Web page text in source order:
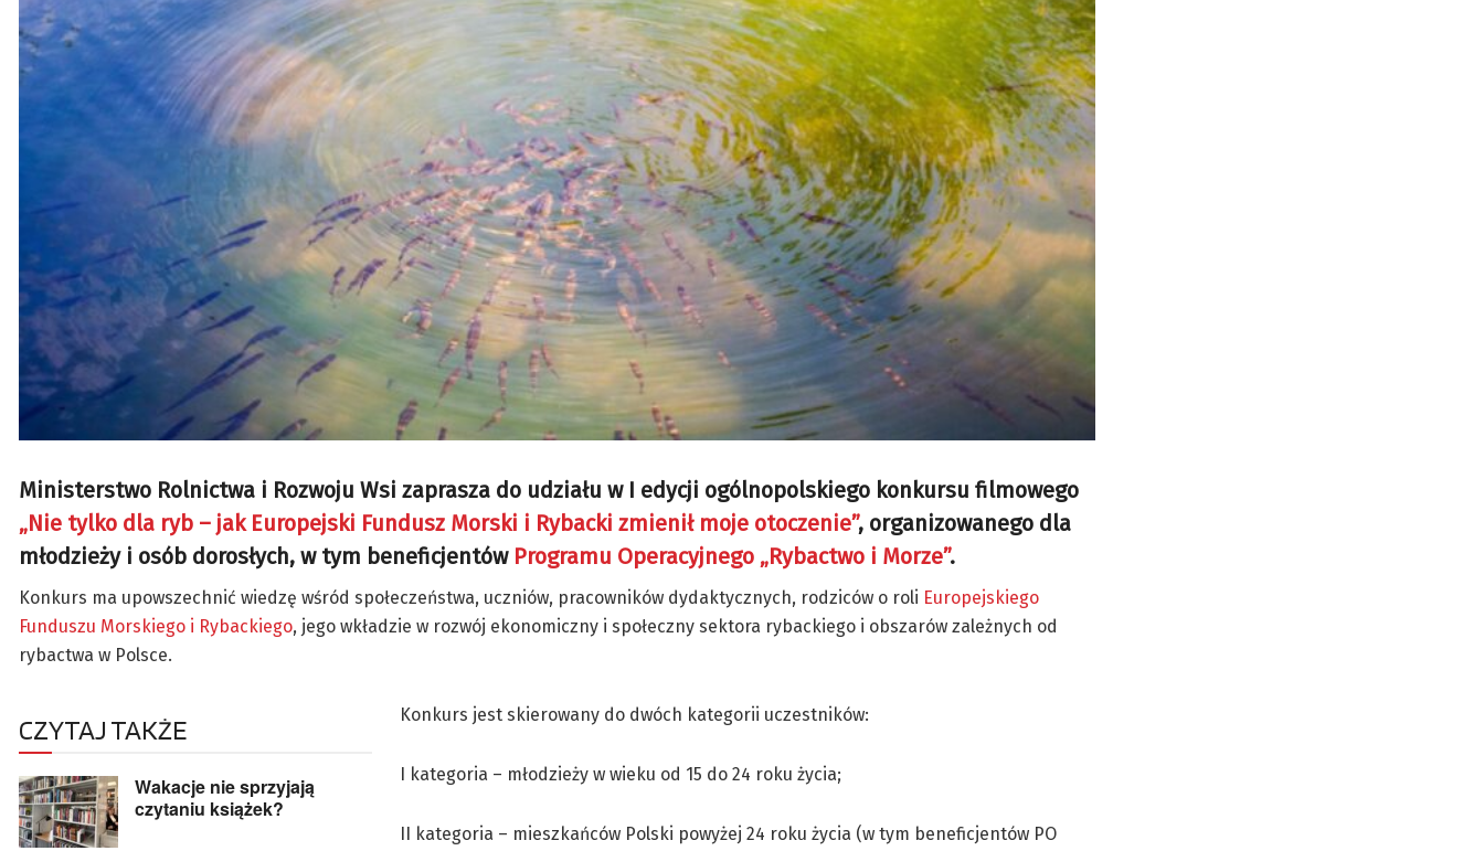
Ministerstwo Rolnictwa i Rozwoju Wsi zaprasza do udziału w I edycji ogólnopolskiego konkursu filmowego
„Nie tylko dla ryb – jak Europejski Fundusz Morski i Rybacki zmienił moje otoczenie”, organizowanego dla
młodzieży i osób dorosłych, w tym beneficjentów Programu Operacyjnego „Rybactwo i Morze”.
Konkurs ma upowszechnić wiedzę wśród społeczeństwa, uczniów, pracowników dydaktycznych, rodziców o roli Europejskiego
Funduszu Morskiego i Rybackiego, jego wkładzie w rozwój ekonomiczny i społeczny sektora rybackiego i obszarów zależnych od
rybactwa w Polsce.
CZYTAJ TAKŻE
Wakacje nie sprzyjają
czytaniu książek?
Konkurs jest skierowany do dwóch kategorii uczestników:
I kategoria – młodzieży w wieku od 15 do 24 roku życia;
II kategoria – mieszkańców Polski powyżej 24 roku życia (w tym beneficjentów PO